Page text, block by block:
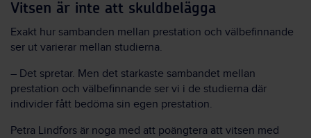
Vitsen är inte att skuldbelägga
Exakt hur sambanden mellan prestation och välbefinnande
ser ut varierar mellan studierna.
– Det spretar. Men det starkaste sambandet mellan
prestation och välbefinnande ser vi i de studierna där
individer fått bedöma sin egen prestation.
Petra Lindfors är noga med att poängtera att vitsen med